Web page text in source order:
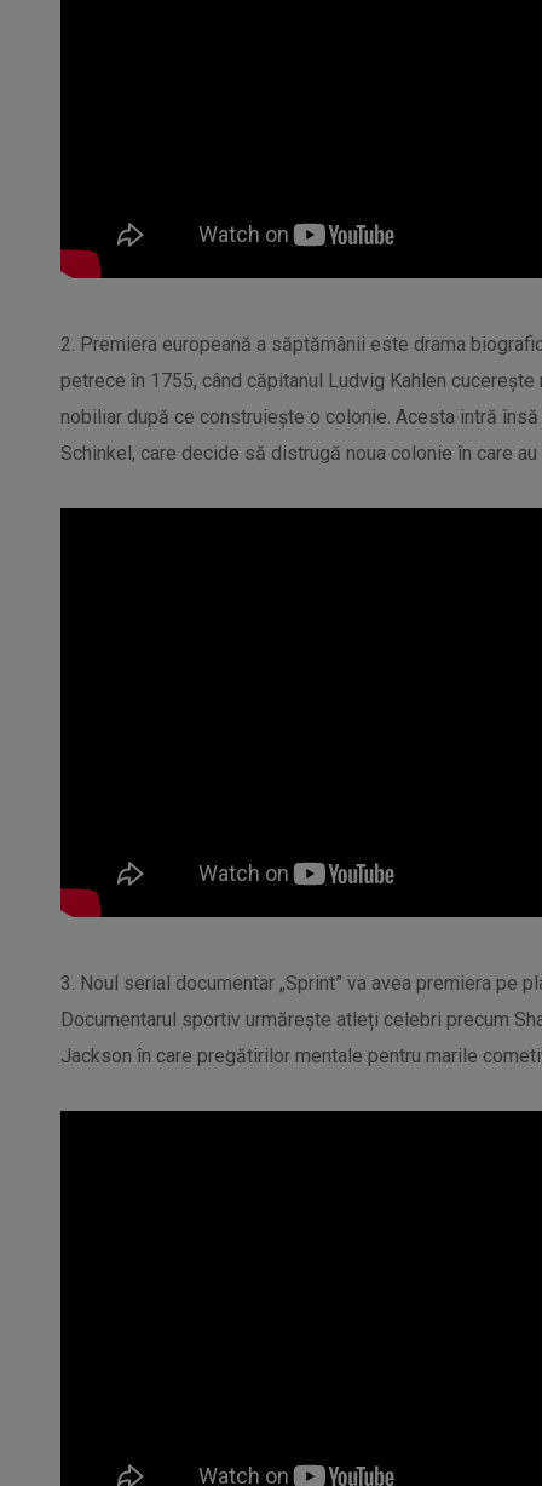
2. Premiera europeană a săptămânii este drama
petrece în 1755, când căpitanul Ludvig Kahlen
nobiliar după ce construiește o colonie. Acesta intră
Schinkel, care decide să distrugă noua colonie în care
3. Noul serial documentar „Sprint” va avea premiera pe
Documentarul sportiv urmărește atleți celebri precum
Jackson în care pregătirilor mentale pentru marile